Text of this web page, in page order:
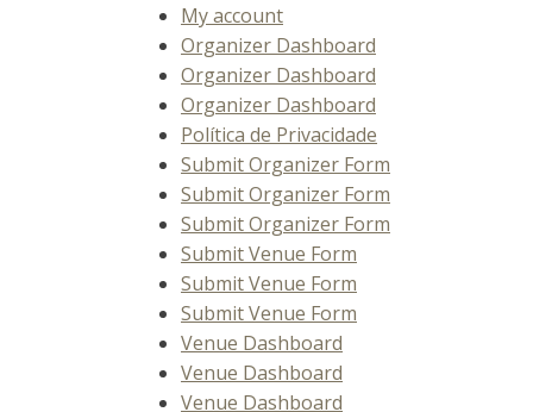
My account
Organizer Dashboard
Organizer Dashboard
Organizer Dashboard
Política de Privacidade
Submit Organizer Form
Submit Organizer Form
Submit Organizer Form
Submit Venue Form
Submit Venue Form
Submit Venue Form
Venue Dashboard
Venue Dashboard
Venue Dashboard